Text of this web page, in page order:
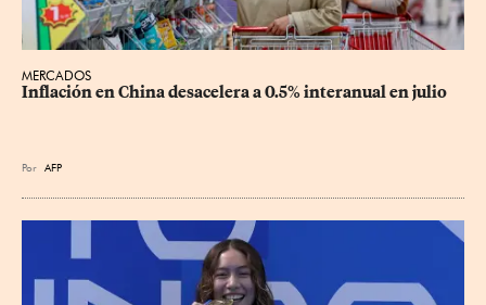
MERCADOS
Inflación en China desacelera a 0.5% interanual en julio
Por AFP